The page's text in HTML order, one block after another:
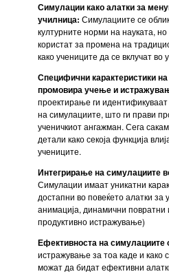
Симулации како алатки за
училница: Симулациите се
културните норми на науката,
користат за промена на
како учениците да се вклучат во
Специфични карактеристики на
промовира учење и
проектирање ги идентификуваат
на симулациите, што ги прави
ученичкиот ангажман. Сега
детали како секоја функција
учениците.
Интегрирање на симулациите
Симулации имаат уникатни
достапни во повеќето алатки за
анимација, динамични
продуктивно истражување)
Ефективноста на симулациите
истражување за тоа каде и како
можат да бидат ефективни